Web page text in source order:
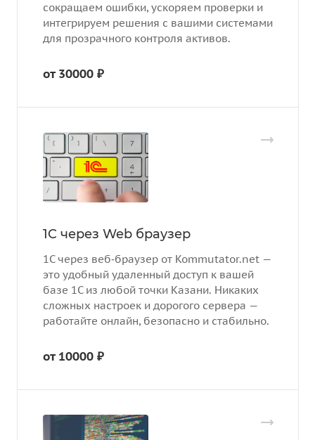
сокращаем ошибки, ускоряем проверки и
интегрируем решения с вашими системами
для прозрачного контроля активов.
от 30000 ₽
1C через Web браузер
1С через веб‑браузер от Kommutator.net —
это удобный удаленный доступ к вашей
базе 1С из любой точки Казани. Никаких
сложных настроек и дорогого сервера —
работайте онлайн, безопасно и стабильно.
от 10000 ₽